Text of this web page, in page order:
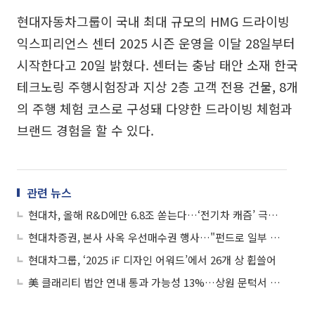
현대자동차그룹이 국내 최대 규모의 HMG 드라이빙
익스피리언스 센터 2025 시즌 운영을 이달 28일부터
시작한다고 20일 밝혔다. 센터는 충남 태안 소재 한국
테크노링 주행시험장과 지상 2층 고객 전용 건물, 8개
의 주행 체험 코스로 구성돼 다양한 드라이빙 체험과
브랜드 경험을 할 수 있다.
관련 뉴스
현대차, 올해 R&D에만 6.8조 쏟는다…‘전기차 캐즘’ 극복 주력
현대차증권, 본사 사옥 우선매수권 행사…"펀드로 일부 투자"
현대차그룹, ‘2025 iF 디자인 어워드’에서 26개 상 휩쓸어
美 클래리티 법안 연내 통과 가능성 13%…상원 문턱서 제동